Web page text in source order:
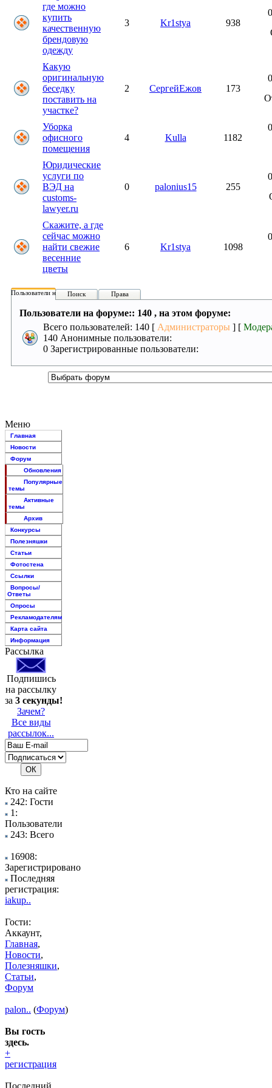
где можно
купить
качественную
брендовую
одежду
3 Kr1stya 938
Какую
оригинальную
беседку
поставить на
участке?
2 СергейЕжов 173
Уборка
офисного
помещения
4 Kulla 1182
Юридические
услуги по
ВЭД на
customs-
lawyer.ru
0 palonius15 255
Скажите, а где
сейчас можно
найти свежие
весенние
цветы
6 Kr1stya 1098
Пользователи на форуме:
Поиск Права
Пользователи на форуме:: 140 , на этом форуме:
Всего пользователей: 140 [ Администраторы ] [
140 Анонимные пользователи:
0 Зарегистрированные пользователи:
Меню
Главная
Новости
Форум
Обновления
Популярные
темы
Активные
темы
Архив
Конкурсы
Полезняшки
Статьи
Фотостена
Ссылки
Вопросы/
Ответы
Опросы
Рекламодателям
Карта сайта
Информация
Рассылка
Подпишись
на рассылку
за 3 секунды!
Зачем?
Все виды
рассылок...
Кто на сайте
242: Гости
1:
Пользователи
243: Всего
16908:
Зарегистрировано
Последняя
регистрация:
iakup..
Гости:
Аккаунт,
Главная,
Новости,
Полезняшки,
Статьи,
Форум
palon.. (Форум)
Вы гость
здесь.
+
регистрация
Последний